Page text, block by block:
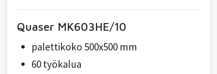
Quaser MK603HE/10
palettikoko 500x500 mm
60 työkalua